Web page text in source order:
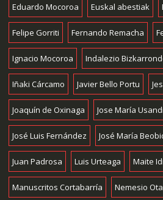
Eduardo Mocoroa Euskal abestiak
Felipe Gorriti Fernando Remacha
Ignacio Mocoroa Indalezio
Iñaki Cárcamo Javier Bello Portu
Joaquín de Oxinaga Jose María
José Luis Fernández José María
Juan Padrosa Luis Urteaga Maite
Manuscritos Cortabarría Nemesio